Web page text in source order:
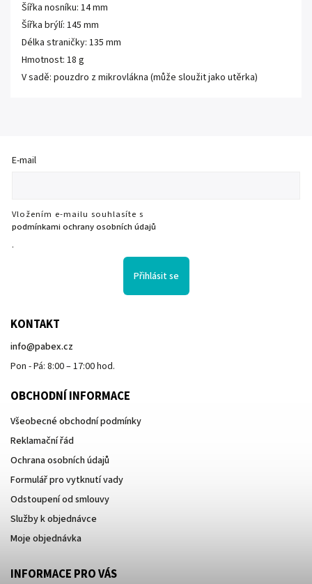
Šířka nosníku: 14 mm
Šířka brýlí: 145 mm
Délka straničky: 135 mm
Hmotnost: 18 g
V sadě: pouzdro z mikrovlákna (může sloužit jako utěrka)
E-mail
Vložením e-mailu souhlasíte s
podmínkami ochrany osobních údajů
.
Přihlásit se
KONTAKT
info@pabex.cz
Pon - Pá: 8:00 – 17:00 hod.
OBCHODNÍ INFORMACE
Všeobecné obchodní podmínky
Reklamační řád
Ochrana osobních údajů
Formulář pro vytknutí vady
Odstoupení od smlouvy
Služby k objednávce
Moje objednávka
INFORMACE PRO VÁS